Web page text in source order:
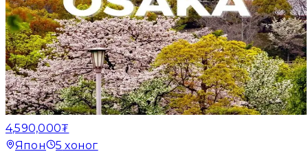
4,590,000₮
Япон
5 хоног